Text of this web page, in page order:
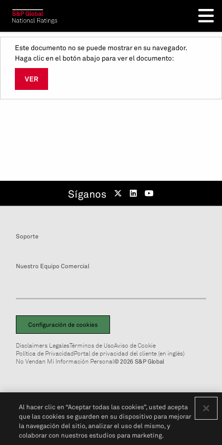
Este documento no se puede mostrar en su navegador.
Haga clic en el botón abajo para ver el documento:
VER
Síganos
Soporte
Nuestro Equipo Comercial
Configuración de cookies
Disclaimers LegalesTérminos de UsoAviso de Cookie
Política de PrivacidadPortal de privacidad del cliente (en inglés)
No Vendan Mi Información Personal© 2026 S&P Global
Al hacer clic en “Aceptar todas las cookies”, usted acepta
que las cookies se guarden en su dispositivo para mejorar
la navegación del sitio, analizar el uso del mismo, y
colaborar con nuestros estudios para marketing.